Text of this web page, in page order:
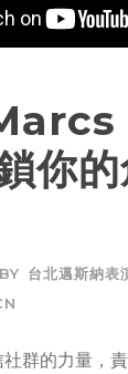
你
BY 台北邁斯納表
群的力量，